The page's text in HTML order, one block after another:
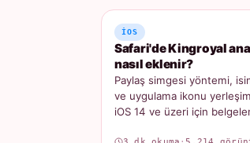
IOS
Safari'de Kingroyal
nasıl eklenir?
Paylaş simgesi yöntemi,
ve uygulama ikonu yerleşim
iOS 14 ve üzeri için